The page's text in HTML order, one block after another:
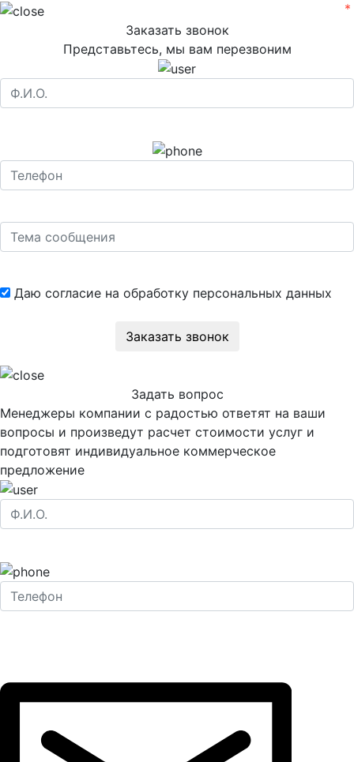
Заказать звонок
Представьтесь, мы вам перезвоним
Даю согласие на обработку персональных данных
Задать вопрос
Менеджеры компании с радостью ответят на ваши
вопросы и произведут расчет стоимости услуг и
подготовят индивидуальное коммерческое
предложение